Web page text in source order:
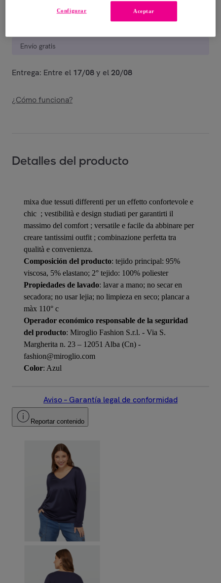
Envío gratis
Entrega: Entre el 17/08y el 20/08
¿Cómo funciona?
Detalles del producto
mixa due tessuti differenti per un effetto confortevole e
chic ​ ; vestibilità e design studiati per garantirti il
massimo del comfort​ ; versatile e facile da abbinare per
creare tantissimi outfit​ ; combinazione perfetta tra
qualità e convenienza.
Composición del producto: tejido principal: 95%
viscosa, 5% elastano; 2° tejido: 100% poliester
Propiedades de lavado: lavar a mano; no secar en
secadora; no usar lejia; no limpieza en seco; plancar a
màx 110° c
Operador económico responsable de la seguridad
del producto: Miroglio Fashion S.r.l. - Via S.
Margherita n. 23 – 12051 Alba (Cn) -
fashion@miroglio.com
Color: Azul
Aviso – Garantía legal de conformidad
Reportar contenido
Aceptar
Configurar